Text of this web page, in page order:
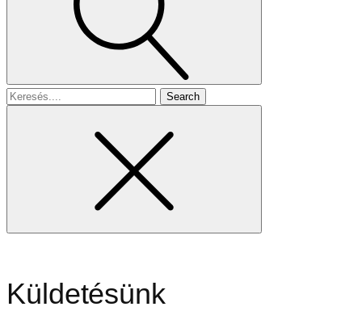
Search
Küldetésünk